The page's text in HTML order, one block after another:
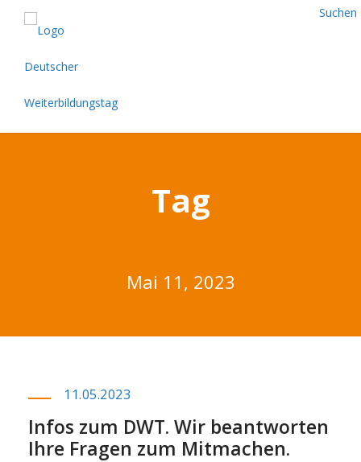
Suchen
Tag
Mai 11, 2023
11.05.2023
Infos zum DWT. Wir beantworten
Ihre Fragen zum Mitmachen.